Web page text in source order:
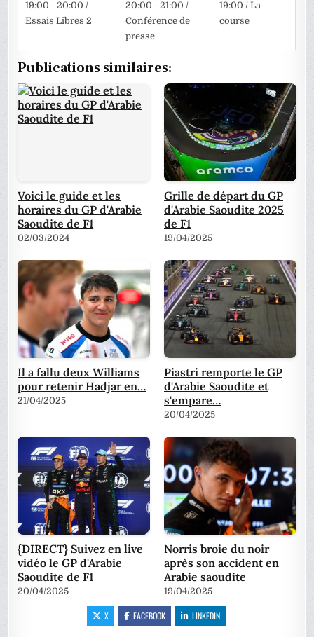
19:00 - 20:00 /
Essais Libres 2
20:00 - 21:00 /
Conférence de
presse
19:00 / La
course
Publications similaires:
Voici le guide et les
horaires du GP d'Arabie
Saoudite de F1
02/03/2024
Grille de départ du GP
d'Arabie Saoudite 2025
de F1
19/04/2025
Il a fallu deux Williams
pour retenir Hadjar en…
21/04/2025
Piastri remporte le GP
d'Arabie Saoudite et
s'empare…
20/04/2025
{DIRECT} Suivez en live
vidéo le GP d'Arabie
Saoudite de F1
20/04/2025
Norris broie du noir
après son accident en
Arabie saoudite
19/04/2025
X FACEBOOK LINKEDIN